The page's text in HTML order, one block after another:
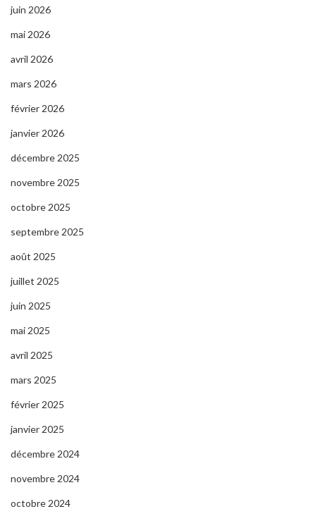
juin 2026
mai 2026
avril 2026
mars 2026
février 2026
janvier 2026
décembre 2025
novembre 2025
octobre 2025
septembre 2025
août 2025
juillet 2025
juin 2025
mai 2025
avril 2025
mars 2025
février 2025
janvier 2025
décembre 2024
novembre 2024
octobre 2024